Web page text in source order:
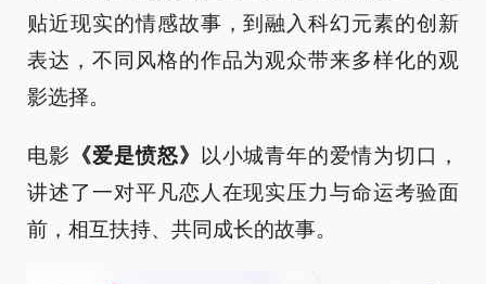
贴近现实的情感故事，到融入科幻元素的创新
表达，不同风格的作品为观众带来多样化的观
影选择。
电影 《爱是愤怒》
以小城青年的爱情为切口，
讲述了一对平凡恋人在现实压力与命运考验面
前，相互扶持、共同成长的故事。